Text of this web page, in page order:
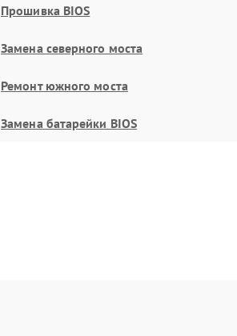
Прошивка BIOS
Замена северного моста
Ремонт южного моста
Замена батарейки BIOS